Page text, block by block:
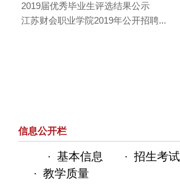
2019届优秀毕业生评选结果公示
江苏财会职业学院2019年公开招聘...
信息公开栏
· 基本信息 · 招生考试
· 教学质量